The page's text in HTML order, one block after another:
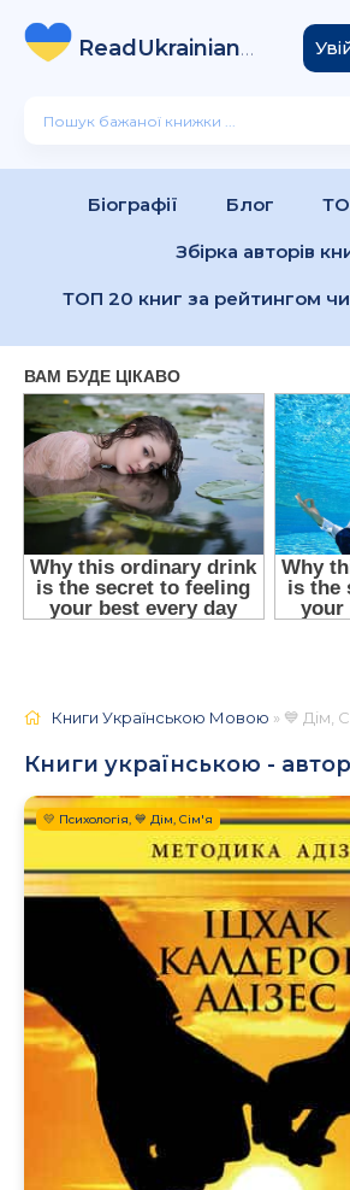
ReadUkrainian
Books
Біографії Блог
Збірка авторів
ТОП 20 книг за рейтингом
Книги Українською Мовою » 💙 Дім,
💛 Психологія, 💙 Дім, Сім'я